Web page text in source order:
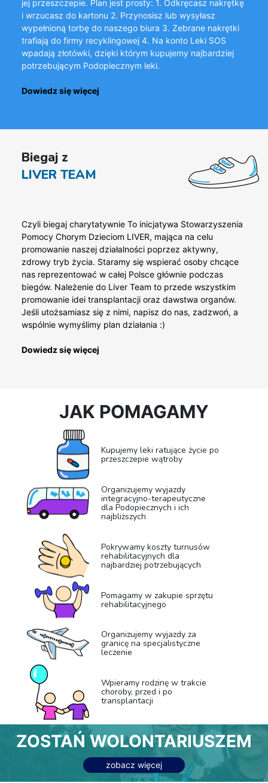
jej przeszczepie. Plan jest prosty: 1. Odkręcasz nakrętkę
i wrzucasz do kartonu 2. Przynosisz lub wysyłasz
wypełnioną torbę do naszego biura 3. Zebrane nakrętki
trafiają do firmy recyklingowej 4. Na konto Leki SOS
wpadają złotówki, dzięki którym kupujemy najbardziej
potrzebującym Podopiecznym leki.
Dowiedz się więcej
Biegaj z
LIVER TEAM
Czyli biegaj charytatywnie To inicjatywa Stowarzyszenia
Pomocy Chorym Dzieciom LIVER, mająca na celu
promowanie naszej działalności poprzez aktywny,
zdrowy tryb życia. Staramy się wspierać osoby chcące
nas reprezentować w całej Polsce głównie podczas
biegów. Należenie do Liver Team to przede wszystkim
promowanie idei transplantacji oraz dawstwa organów.
Jeśli utożsamiasz się z nimi, napisz do nas, zadzwoń, a
wspólnie wymyślimy plan działania :)
Dowiedz się więcej
JAK POMAGAMY
Kupujemy leki ratujące życie po
przeszczepie wątroby
Organizujemy wyjazdy
integracyjno-terapeutyczne
dla Podopiecznych i ich
najbliższych
Pokrywamy koszty turnusów
rehabilitacyjnych dla
najbardziej potrzebujących
Pomagamy w zakupie sprzętu
rehabilitacyjnego
Organizujemy wyjazdy za
granicę na specjalistyczne
leczenie
Wpieramy rodzinę w trakcie
choroby, przed i po
transplantacji
ZOSTAŃ WOLONTARIUSZEM
zobacz więcej